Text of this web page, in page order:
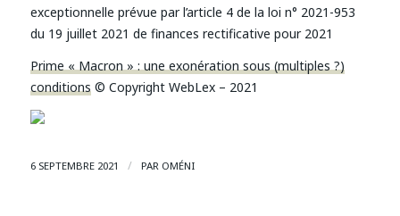
exceptionnelle prévue par l’article 4 de la loi n° 2021-953
du 19 juillet 2021 de finances rectificative pour 2021
Prime « Macron » : une exonération sous (multiples ?)
conditions © Copyright WebLex – 2021
6 SEPTEMBRE 2021 / PAR OMÉNI